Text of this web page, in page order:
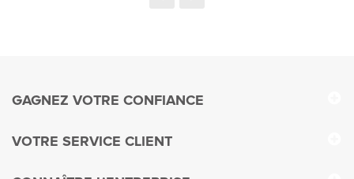
GAGNEZ VOTRE CONFIANCE
VOTRE SERVICE CLIENT